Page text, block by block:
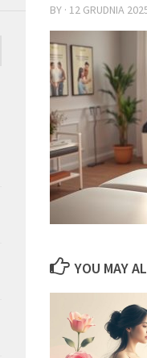
BY · 12 GRUDNIA
YOU MAY